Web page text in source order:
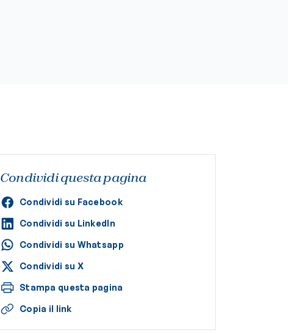
Condividi questa pagina
Condividi su Facebook
Condividi su LinkedIn
Condividi su Whatsapp
Condividi su X
Stampa questa pagina
Copia il link